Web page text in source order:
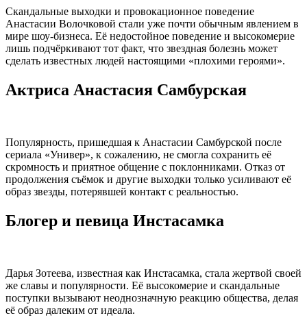
Скандальные выходки и провокационное поведение
Анастасии Волочковой стали уже почти обычным явлением в
мире шоу-бизнеса. Её недостойное поведение и высокомерие
лишь подчёркивают тот факт, что звездная болезнь может
сделать известных людей настоящими «плохими героями».
Актриса Анастасия Самбурская
Популярность, пришедшая к Анастасии Самбурской после
сериала «Универ», к сожалению, не смогла сохранить её
скромность и приятное общение с поклонниками. Отказ от
продолжения съёмок и другие выходки только усиливают её
образ звезды, потерявшей контакт с реальностью.
Блогер и певица Инстасамка
Дарья Зотеева, известная как Инстасамка, стала жертвой своей
же славы и популярности. Её высокомерие и скандальные
поступки вызывают неоднозначную реакцию общества, делая
её образ далеким от идеала.